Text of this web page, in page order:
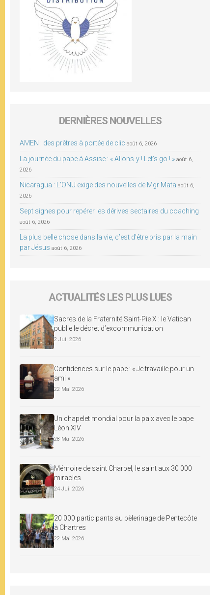
DERNIÈRES NOUVELLES
AMEN : des prêtres à portée de clic août 6, 2026
La journée du pape à Assise : « Allons-y ! Let’s go ! » août 6,
2026
Nicaragua : L’ONU exige des nouvelles de Mgr Mata août 6,
2026
Sept signes pour repérer les dérives sectaires du coaching
août 6, 2026
La plus belle chose dans la vie, c’est d’être pris par la main
par Jésus août 6, 2026
ACTUALITÉS LES PLUS LUES
Sacres de la Fraternité Saint-Pie X : le Vatican
publie le décret d’excommunication
2 Juil 2026
Confidences sur le pape : « Je travaille pour un
ami »
22 Mai 2026
Un chapelet mondial pour la paix avec le pape
Léon XIV
28 Mai 2026
Mémoire de saint Charbel, le saint aux 30 000
miracles
24 Juil 2026
20 000 participants au pèlerinage de Pentecôte
à Chartres
22 Mai 2026